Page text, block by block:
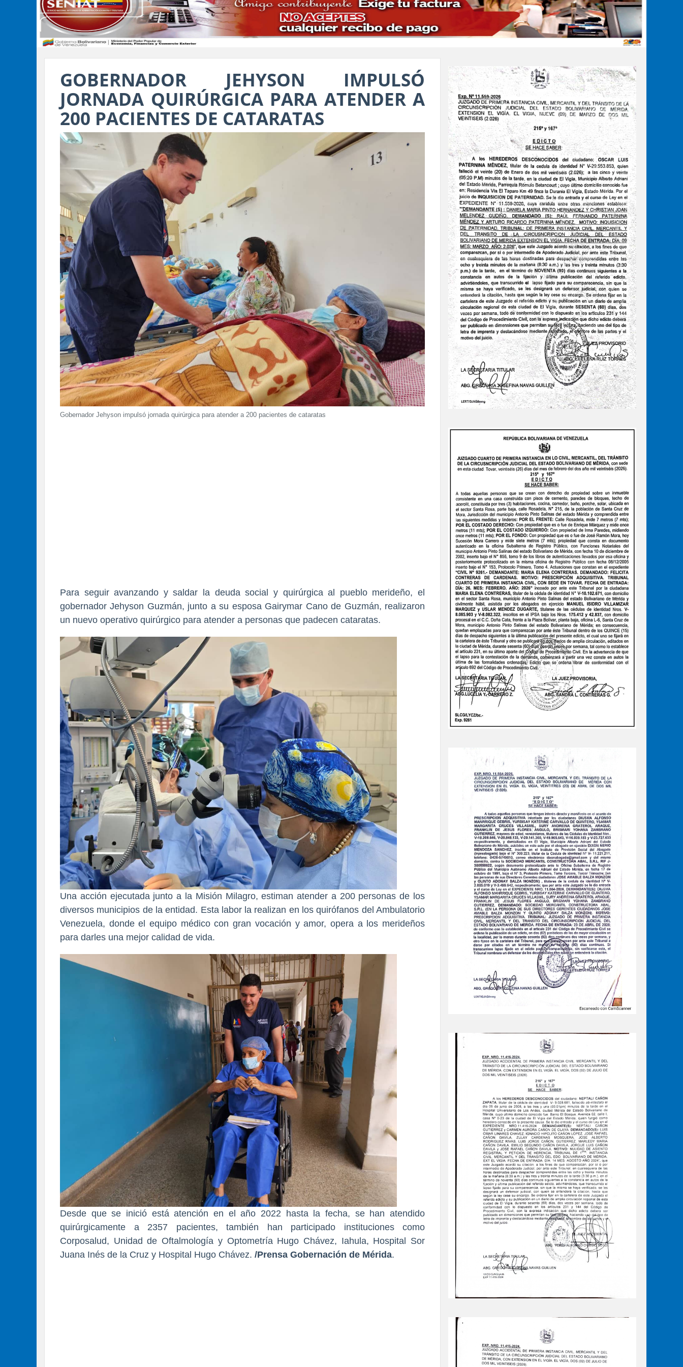
GOBERNADOR JEHYSON IMPULSÓ
JORNADA QUIRÚRGICA PARA ATENDER A
200 PACIENTES DE CATARATAS
Gobernador Jehyson impulsó jornada quirúrgica para atender a 200 pacientes de cataratas
Para seguir avanzando y saldar la deuda social y quirúrgica al pueblo merideño, el
gobernador Jehyson Guzmán, junto a su esposa Gairymar Cano de Guzmán, realizaron
un nuevo operativo quirúrgico para atender a personas que padecen cataratas.
Una acción ejecutada junto a la Misión Milagro, estiman atender a 200 personas de los
diversos municipios de la entidad. Esta labor la realizan en los quirófanos del Ambulatorio
Venezuela, donde el equipo médico con gran vocación y amor, opera a los merideños
para darles una mejor calidad de vida.
Desde que se inició está atención en el año 2022 hasta la fecha, se han atendido
quirúrgicamente a 2357 pacientes, también han participado instituciones como
Corposalud, Unidad de Oftalmología y Optometría Hugo Chávez, Iahula, Hospital Sor
Juana Inés de la Cruz y Hospital Hugo Chávez. /Prensa Gobernación de Mérida.